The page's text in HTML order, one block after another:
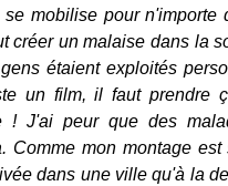
mobilise pour n'importe
créer un malaise dans la
étaient exploités
un film, il faut prendre
! J'ai peur que des
Comme mon montage est
dans une ville qu'à la